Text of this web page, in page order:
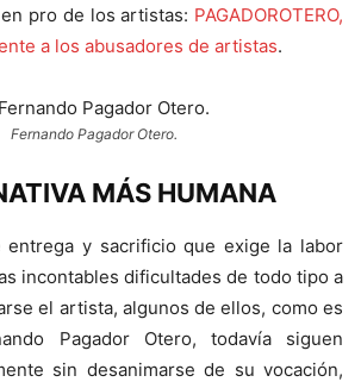
pro de los artistas: PAGADOROTERO,
a los abusadores de artistas.
Fernando Pagador Otero.
MÁS HUMANA
entrega y sacrificio que exige la labor
incontables dificultades de todo tipo a
el artista, algunos de ellos, como es
Pagador Otero, todavía siguen
sin desanimarse de su vocación,